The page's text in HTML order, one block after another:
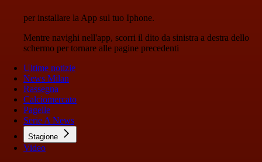
per installare la App sul tuo Iphone.
Mentre navighi nell'app, scorri il dito da sinistra a destra dello
schermo per tornare alle pagine precedenti
Ultime notizie
News Milan
Rassegna
Calciomercato
Pagelle
Serie A News
Stagione
Video